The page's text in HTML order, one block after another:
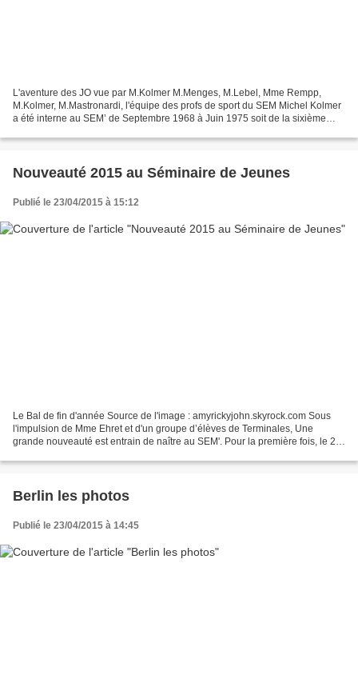
L'aventure des JO vue par M.Kolmer M.Menges, M.Lebel, Mme Rempp,
M.Kolmer, M.Mastronardi, l'équipe des profs de sport du SEM Michel Kolmer
a été interne au SEM’ de Septembre 1968 à Juin 1975 soit de la sixième
Nouveauté 2015 au Séminaire de Jeunes
Publié le 23/04/2015 à 15:12
Le Bal de fin d'année Source de l'image : amyrickyjohn.skyrock.com Sous
l'impulsion de Mme Ehret et d'un groupe d’élèves de Terminales, Une
grande nouveauté est entrain de naître au SEM'. Pour la première fois, le 26
Berlin les photos
Publié le 23/04/2015 à 14:45